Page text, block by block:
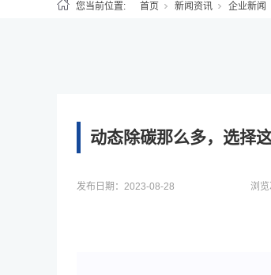
您当前位置: 首页 新闻资讯 企业新闻
动态除碳那么多，选择
发布日期： 2023-08-28 浏览